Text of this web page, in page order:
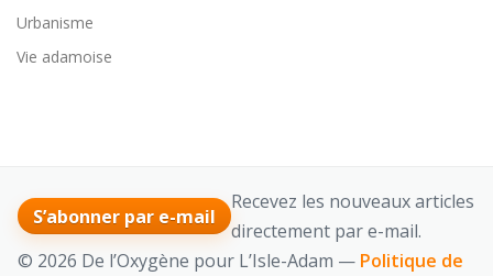
Urbanisme
Vie adamoise
S’abonner par e-mail
Recevez les nouveaux articles
directement par e-mail.
© 2026 De l’Oxygène pour L’Isle-Adam — Politique de